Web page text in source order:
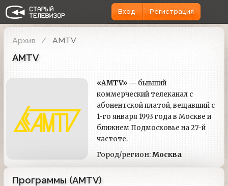
Вход Регистрация
Архив AMTV
AMTV
«AMTV» — бывший
коммерческий телеканал с
абонентской платой, вещавший с
1-го января 1993 года в Москве и
ближнем Подмосковье на 27-й
частоте.
Город/регион:Москва
Программы (AMTV)